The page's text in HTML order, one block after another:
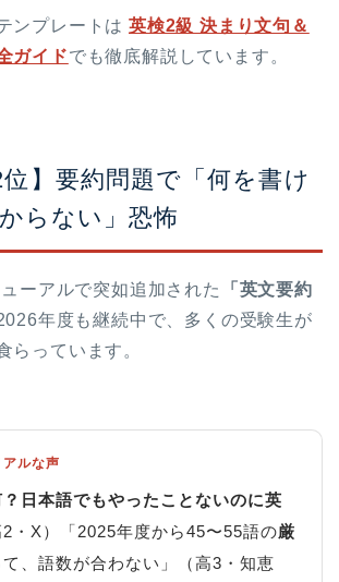
ンプレートは 英検2級 決まり文句＆
ガイドでも徹底解説しています。
位】要約問題で「何を書け
らない」恐怖
ーアルで突如追加された
「英文要約
年度も継続中で、多くの受験生が
らっています。
ルな声
日本語でもやったことないのに英
2・X）「2025年度から45〜55語の厳
て、語数が合わない」（高3・知恵